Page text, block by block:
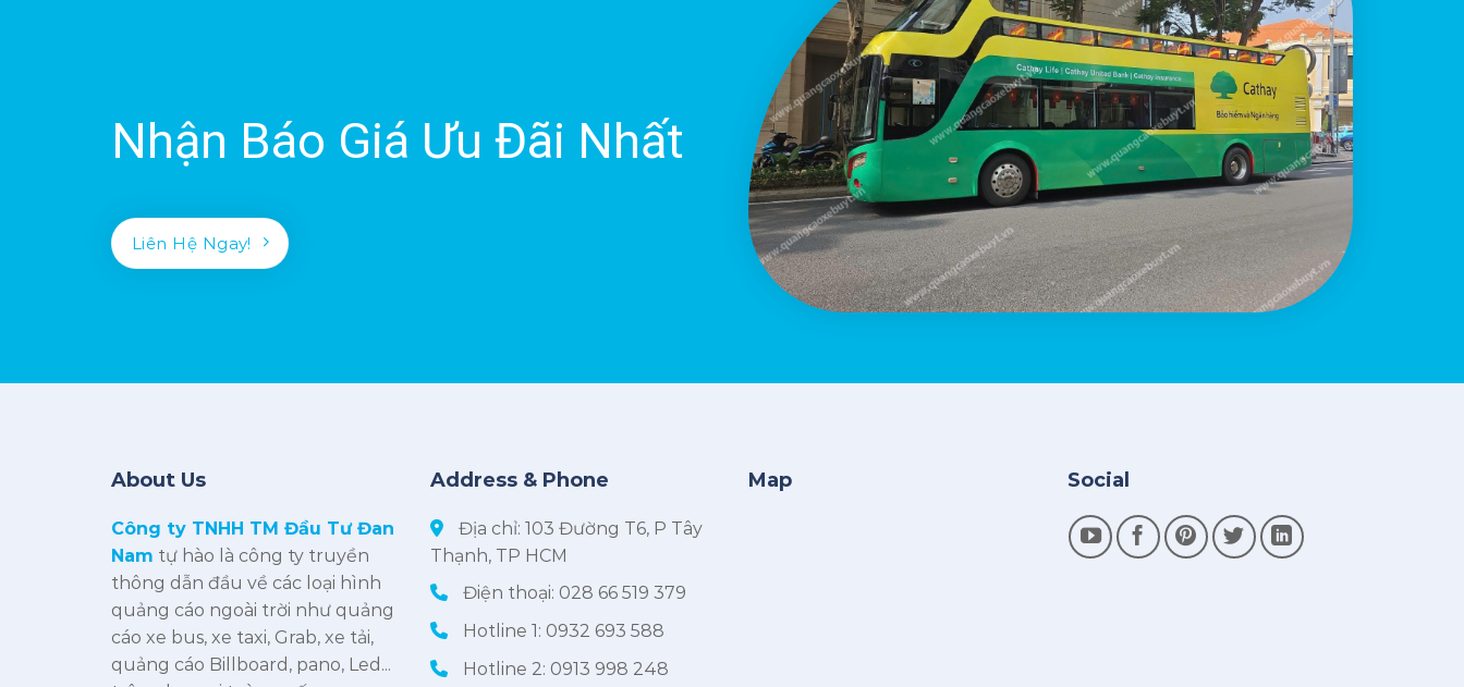
Nhận Báo Giá Ưu Đãi Nhất
Liên Hệ Ngay!
About Us
Công ty TNHH TM Đầu Tư Đan
Nam tự hào là công ty truyền
thông dẫn đầu về các loại hình
quảng cáo ngoài trời như quảng
cáo xe bus, xe taxi, Grab, xe tải,
quảng cáo Billboard, pano, Led...
Address & Phone
Địa chỉ: 103 Đường T6, P Tây
Thạnh, TP HCM
Điện thoại: 028 66 519 379
Hotline 1: 0932 693 588
Hotline 2: 0913 998 248
Map Social